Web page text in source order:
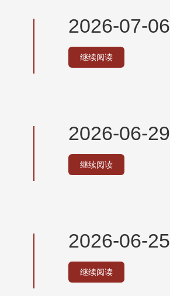
2026-07-06
继续阅读
2026-06-29
继续阅读
2026-06-25
继续阅读